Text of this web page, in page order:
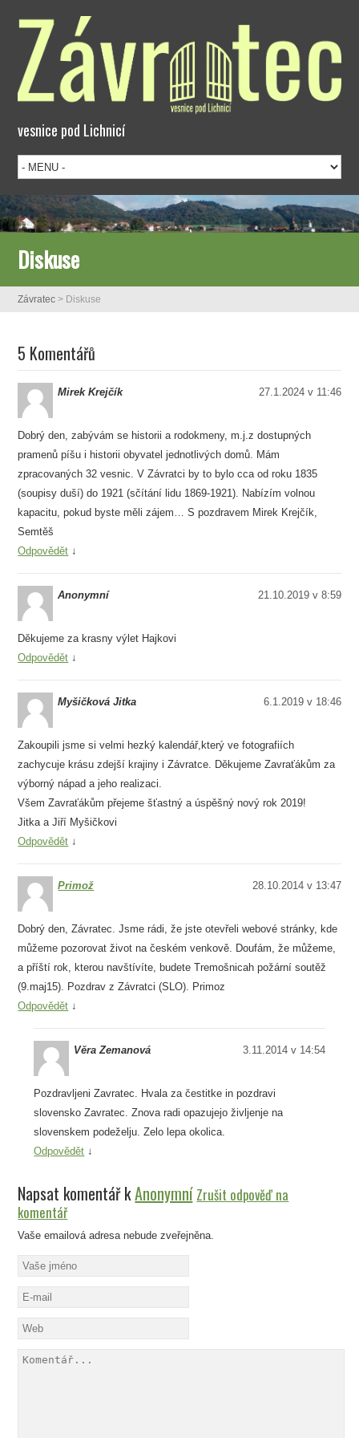
vesnice pod Lichnicí
Diskuse
Závratec > Diskuse
5 Komentářů
Mirek Krejčík 27.1.2024 v 11:46
Dobrý den, zabývám se historii a rodokmeny, m.j.z dostupných
pramenů píšu i historii obyvatel jednotlivých domů. Mám
zpracovaných 32 vesnic. V Závratci by to bylo cca od roku 1835
(soupisy duší) do 1921 (sčítání lidu 1869-1921). Nabízím volnou
kapacitu, pokud byste měli zájem… S pozdravem Mirek Krejčík,
Semtěš
Odpovědět ↓
Anonymní 21.10.2019 v 8:59
Děkujeme za krasny výlet Hajkovi
Odpovědět ↓
Myšičková Jitka 6.1.2019 v 18:46
Zakoupili jsme si velmi hezký kalendář,který ve fotografiích
zachycuje krásu zdejší krajiny i Závratce. Děkujeme Zavraťákům za
výborný nápad a jeho realizaci.
Všem Zavraťákům přejeme šťastný a úspěšný nový rok 2019!
Jitka a Jiří Myšičkovi
Odpovědět ↓
Primož 28.10.2014 v 13:47
Dobrý den, Závratec. Jsme rádi, že jste otevřeli webové stránky, kde
můžeme pozorovat život na českém venkově. Doufám, že můžeme,
a příští rok, kterou navštívíte, budete Tremošnicah požární soutěž
(9.maj15). Pozdrav z Závratci (SLO). Primoz
Odpovědět ↓
Věra Zemanová 3.11.2014 v 14:54
Pozdravljeni Zavratec. Hvala za čestitke in pozdravi
slovensko Zavratec. Znova radi opazujejo življenje na
slovenskem podeželju. Zelo lepa okolica.
Odpovědět ↓
Napsat komentář kAnonymní Zrušit odpověď na
komentář
Vaše emailová adresa nebude zveřejněna.